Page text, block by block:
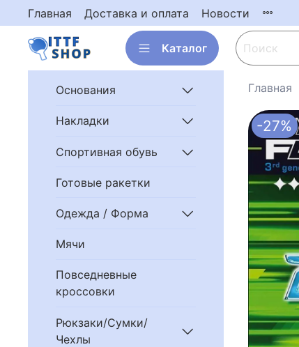
Главная Доставка и оплата Новости
Каталог
Главная
-27%
Основания
Накладки
Спортивная обувь
Готовые ракетки
Одежда / Форма
Мячи
Повседневные
кроссовки
Рюкзаки/Сумки/
Чехлы